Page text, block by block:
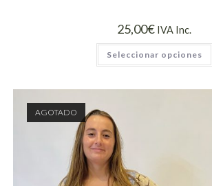
25,00€ IVA Inc.
Seleccionar opciones
AGOTADO